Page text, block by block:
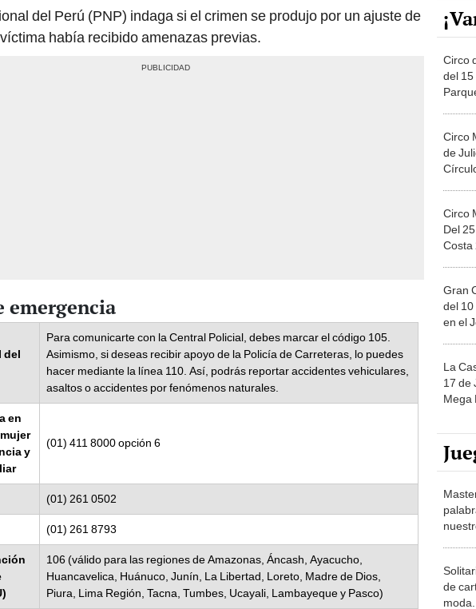
del Perú (PNP) indaga si el crimen se produjo por un ajuste de
había recibido amenazas previas.
emergencia
del
Para comunicarte con la Central Policial, debes marcar el código 105.
Asimismo, si deseas recibir apoyo de la Policía de Carreteras, lo puedes
hacer mediante la línea 110. Así, podrás reportar accidentes vehiculares,
asaltos o accidentes por fenómenos naturales.
en
y
(01) 411 8000 opción 6
(01) 261 0502
(01) 261 8793
106 (válido para las regiones de Amazonas, Áncash, Ayacucho,
Huancavelica, Huánuco, Junín, La Libertad, Loreto, Madre de Dios,
Piura, Lima Región, Tacna, Tumbes, Ucayali, Lambayeque y Pasco)
Circo
del 15
Circo
de
Circo
Del
Costa
Gran
del 10
en el
La
17 de
Mega
de